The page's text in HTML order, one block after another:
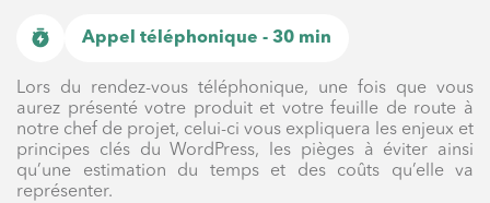
Appel téléphonique - 30 min
Lors du rendez-vous téléphonique, une fois que vous
aurez présenté votre produit et votre feuille de route à
notre chef de projet, celui-ci vous expliquera les enjeux et
principes clés du WordPress, les pièges à éviter ainsi
qu’une estimation du temps et des coûts qu’elle va
représenter.